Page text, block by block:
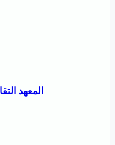
المعهد